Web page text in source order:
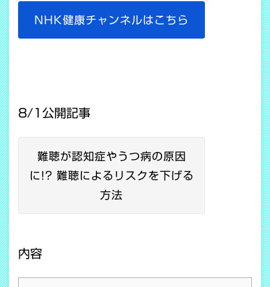
NHK健康チャンネルはこちら
8/1公開記事
難聴が認知症やうつ病の原因
に!? 難聴によるリスクを下げる
方法
内容